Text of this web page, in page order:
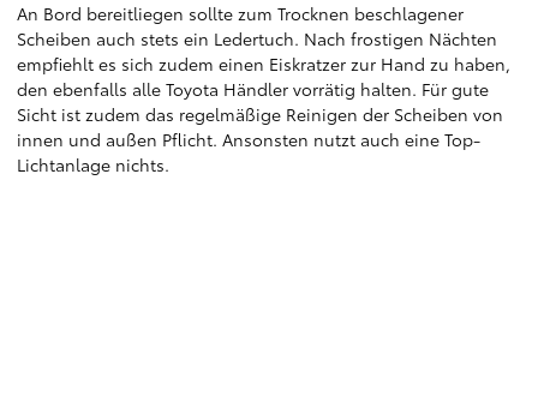
An Bord bereitliegen sollte zum Trocknen beschlagener
Scheiben auch stets ein Ledertuch. Nach frostigen Nächten
empfiehlt es sich zudem einen Eiskratzer zur Hand zu haben,
den ebenfalls alle Toyota Händler vorrätig halten. Für gute
Sicht ist zudem das regelmäßige Reinigen der Scheiben von
innen und außen Pflicht. Ansonsten nutzt auch eine Top-
Lichtanlage nichts.